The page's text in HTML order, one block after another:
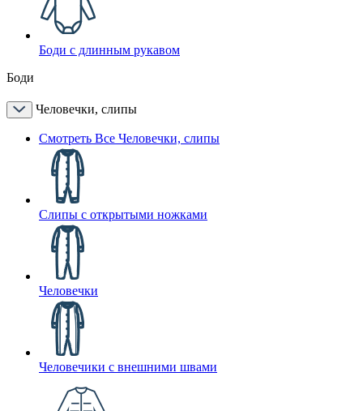
Боди с длинным рукавом
Боди
Человечки, слипы
Смотреть Все Человечки, слипы
Слипы с открытыми ножками
Человечки
Человечики с внешними швами